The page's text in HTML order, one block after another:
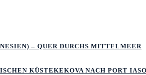
– QUER DURCHS MITTELMEER
KÜSTEKEKOVA NACH PORT